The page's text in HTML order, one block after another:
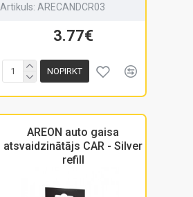
Artikuls: ARECANDCR03
3.77€
NOPIRKT
AREON auto gaisa
atsvaidzinātājs CAR - Silver
refill